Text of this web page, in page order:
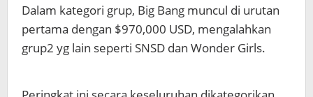
Dalam kategori grup, Big Bang muncul di urutan
pertama dengan $970,000 USD, mengalahkan
grup2 yg lain seperti SNSD dan Wonder Girls.